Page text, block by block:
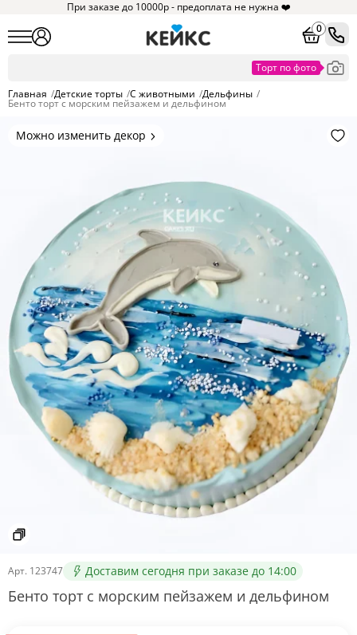
При заказе до 10000р - предоплата не нужна ❤️
0
Главная /Детские торты /С животными /Дельфины /
Бенто торт с морским пейзажем и дельфином
Можно изменить декор
Арт. 123747 Доставим сегодня при заказе до 14:00
Бенто торт с морским пейзажем и дельфином